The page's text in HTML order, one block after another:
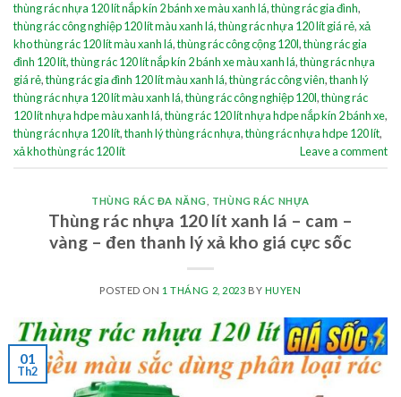
thùng rác nhựa 120 lít nắp kín 2 bánh xe màu xanh lá,thùng rác gia đình,
thùng rác công nghiệp 120 lít màu xanh lá,thùng rác nhựa 120 lít giá rẻ,xả
kho thùng rác 120 lít màu xanh lá,thùng rác công cộng 120l,thùng rác gia
đình 120 lít,thùng rác 120 lít nắp kín 2 bánh xe màu xanh lá,thùng rác nhựa
giá rẻ,thùng rác gia đình 120 lít màu xanh lá,thùng rác công viên,thanh lý
thùng rác nhựa 120 lít màu xanh lá,thùng rác công nghiệp 120l,thùng rác
120 lít nhựa hdpe màu xanh lá,thùng rác 120 lít nhựa hdpe nắp kín 2 bánh xe,
thùng rác nhựa 120 lít,thanh lý thùng rác nhựa,thùng rác nhựa hdpe 120 lít,
xả kho thùng rác 120 lít
Leave a comment
THÙNG RÁC ĐA NĂNG THÙNG RÁC NHỰA
Thùng rác nhựa 120 lít xanh lá – cam –
vàng – đen thanh lý xả kho giá cực sốc
POSTED ON 1 THÁNG 2, 2023 BY HUYEN
01
Th2